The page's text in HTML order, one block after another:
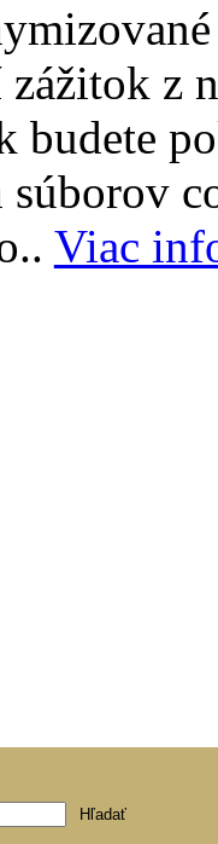
z
budete
Viac